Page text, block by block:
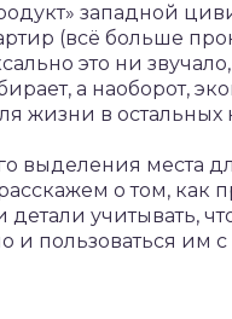
западной
(всё больше
это ни
а наоборот,
жизни в остальных
выделения места
о том, как
учитывать,
и пользоваться им